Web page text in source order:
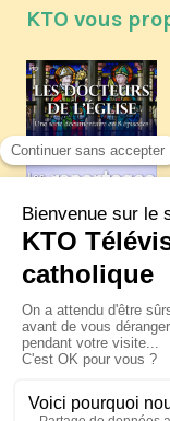
KTO vous